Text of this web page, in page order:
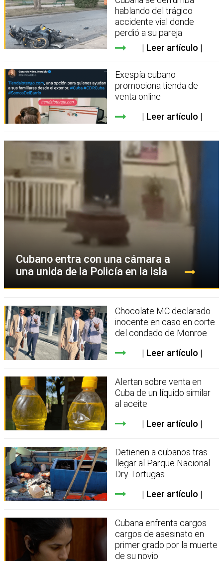
hablando del trágico
accidente vial donde
perdió a su pareja
Leer artículo
Exespía cubano
promociona tienda de
venta online
Leer artículo
Cubano entra con una cámara a
una unida de la Policía en la isla
Chocolate MC declarado
inocente en caso en corte
del condado de Monroe
Leer artículo
Alertan sobre venta en
Cuba de un líquido similar
al aceite
Leer artículo
Detienen a cubanos tras
llegar al Parque Nacional
Dry Tortugas
Leer artículo
Cubana enfrenta cargos
cargos de asesinato en
primer grado por la muerte
de su novio